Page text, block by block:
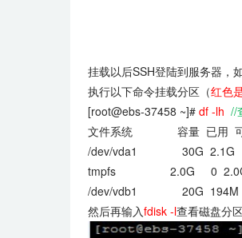
挂载以后SSH登陆到服务器，
执行以下命令挂载分区（红色
[root@ebs-37458 ~]# df -lh //
文件系统 容量 已用 可用
/dev/vda1 30G 2.1G
tmpfs 2.0G 0 2.0G
/dev/vdb1 20G 194M
然后再输入fdisk -l查看磁盘分